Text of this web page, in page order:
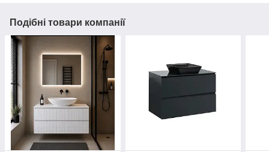
Подібні товари компанії